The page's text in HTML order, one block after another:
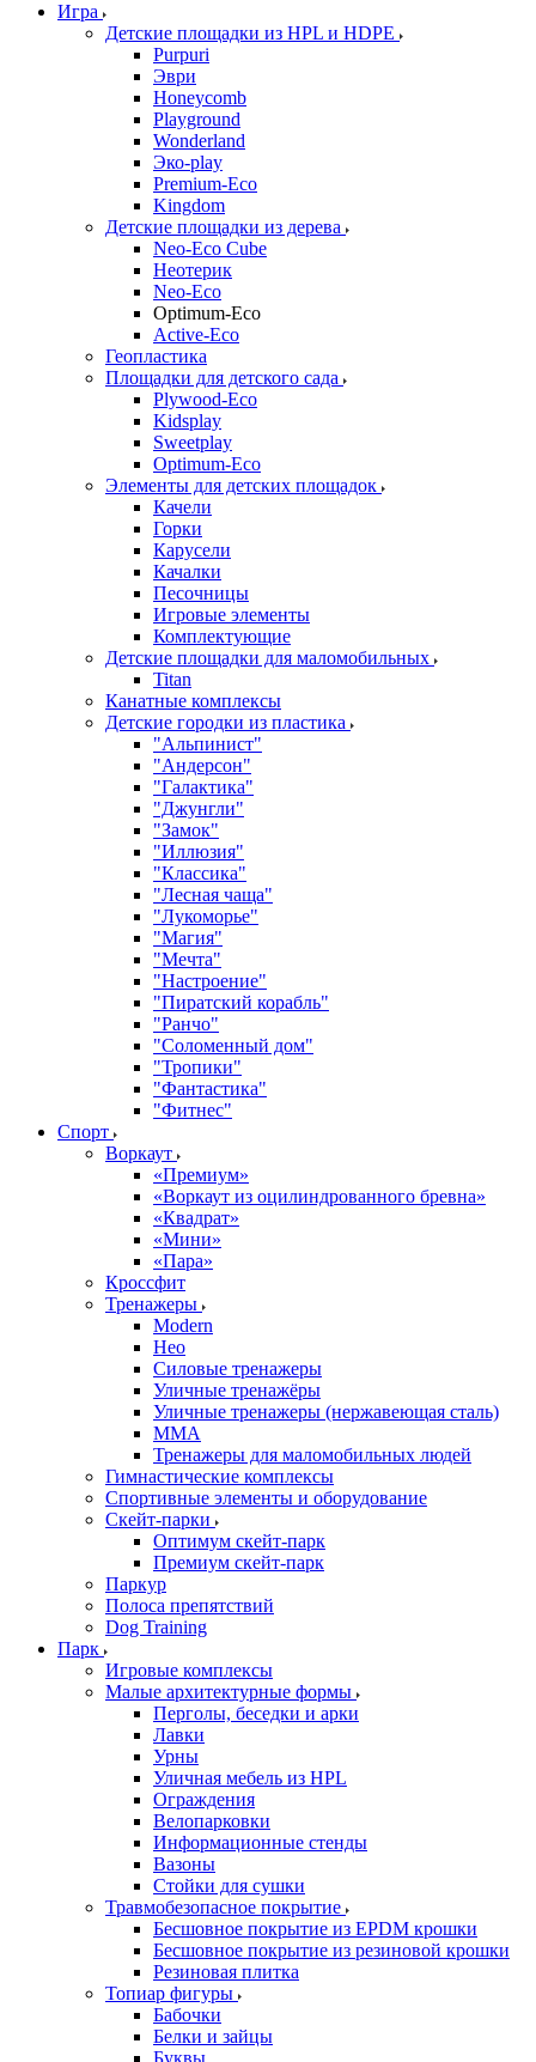
Игра
Детские площадки из HPL и HDPE
Purpuri
Эври
Honeycomb
Playground
Wonderland
Эко-play
Premium-Eco
Kingdom
Детские площадки из дерева
Neo-Eco Cube
Неотерик
Neo-Eco
Оptimum-Еco
Active-Eco
Геопластика
Площадки для детского сада
Plywood-Eco
Kidsplay
Sweetplay
Оptimum-Еco
Элементы для детских площадок
Качели
Горки
Карусели
Качалки
Песочницы
Игровые элементы
Комплектующие
Детские площадки для маломобильных
Titan
Канатные комплексы
Детские городки из пластика
"Альпинист"
"Андерсон"
"Галактика"
"Джунгли"
"Замок"
"Иллюзия"
"Классика"
"Лесная чаща"
"Лукоморье"
"Магия"
"Мечта"
"Настроение"
"Пиратский корабль"
"Ранчо"
"Соломенный дом"
"Тропики"
"Фантастика"
"Фитнес"
Спорт
Воркаут
«Премиум»
«Воркаут из оцилиндрованного бревна»
«Квадрат»
«Мини»
«Пара»
Кроссфит
Тренажеры
Modern
Нео
Силовые тренажеры
Уличные тренажёры
Уличные тренажеры (нержавеющая сталь)
ММА
Тренажеры для маломобильных людей
Гимнастические комплексы
Спортивные элементы и оборудование
Скейт-парки
Оптимум скейт-парк
Премиум скейт-парк
Паркур
Полоса препятствий
Dog Training
Парк
Игровые комплексы
Малые архитектурные формы
Перголы, беседки и арки
Лавки
Урны
Уличная мебель из HPL
Ограждения
Велопарковки
Информационные стенды
Вазоны
Стойки для сушки
Травмобезопасное покрытие
Бесшовное покрытие из EPDM крошки
Бесшовное покрытие из резиновой крошки
Резиновая плитка
Топиар фигуры
Бабочки
Белки и зайцы
Буквы